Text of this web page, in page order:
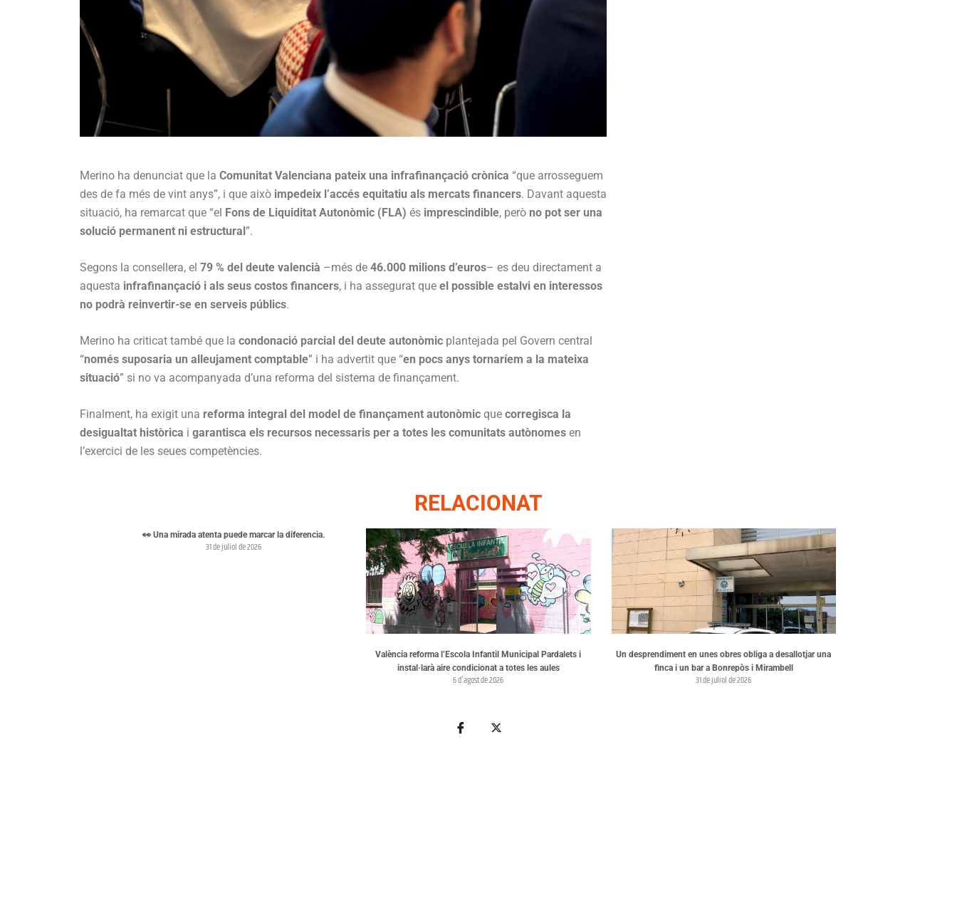
Merino ha denunciat que la Comunitat Valenciana pateix una infrafinançació crònica “que arrosseguem
des de fa més de vint anys”, i que això impedeix l’accés equitatiu als mercats financers. Davant aquesta
situació, ha remarcat que “el Fons de Liquiditat Autonòmic (FLA) és imprescindible, però no pot ser una
solució permanent ni estructural”.
Segons la consellera, el 79 % del deute valencià –més de 46.000 milions d’euros– es deu directament a
aquesta infrafinançació i als seus costos financers, i ha assegurat que el possible estalvi en interessos
no podrà reinvertir-se en serveis públics.
Merino ha criticat també que la condonació parcial del deute autonòmic plantejada pel Govern central
“només suposaria un alleujament comptable” i ha advertit que “en pocs anys tornaríem a la mateixa
situació” si no va acompanyada d’una reforma del sistema de finançament.
Finalment, ha exigit una reforma integral del model de finançament autonòmic que corregisca la
desigualtat històrica i garantisca els recursos necessaris per a totes les comunitats autònomes en
l’exercici de les seues competències.
RELACIONAT
👀 Una mirada atenta puede marcar la diferencia.
31 de juliol de 2026
València reforma l’Escola Infantil Municipal Pardalets i
instal·larà aire condicionat a totes les aules
6 d'agost de 2026
Un desprendiment en unes obres obliga a desallotjar una
finca i un bar a Bonrepòs i Mirambell
31 de juliol de 2026